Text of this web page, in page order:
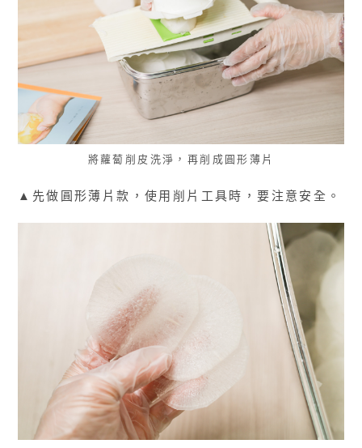
將蘿蔔削皮洗淨，再削成圓形薄片
▲先做圓形薄片款，使用削片工具時，要注意安全。